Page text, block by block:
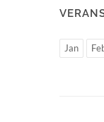
Jan